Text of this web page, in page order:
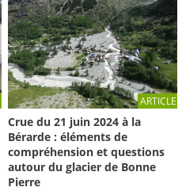
ARTICLE
Crue du 21 juin 2024 à la
Bérarde : éléments de
compréhension et questions
autour du glacier de Bonne
Pierre